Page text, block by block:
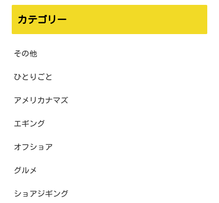
カテゴリー
その他
ひとりごと
アメリカナマズ
エギング
オフショア
グルメ
ショアジギング